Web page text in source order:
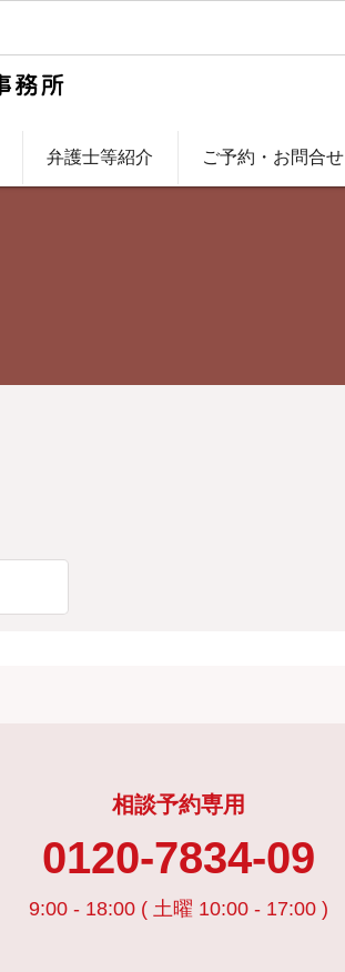
弁護士等紹介 ご予約・お問合せ
相談予約専用
0120-7834-09
9:00 - 18:00 ( 土曜 10:00 - 17:00 )